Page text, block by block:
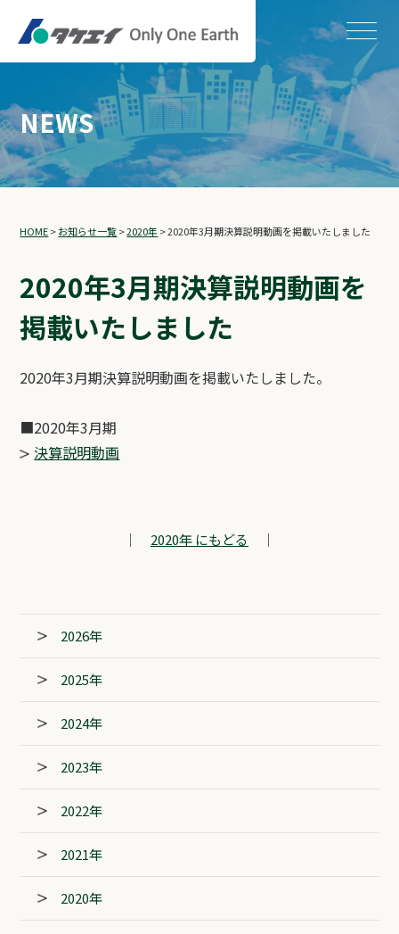
NEWS
HOME>お知らせ一覧>2020年 >2020年3月期決算説明動画を掲載いたしました
2020年3月期決算説明動画を
掲載いたしました
2020年3月期決算説明動画を掲載いたしました。
■2020年3月期
決算説明動画
｜ 2020年 にもどる ｜
2026年
2025年
2024年
2023年
2022年
2021年
2020年